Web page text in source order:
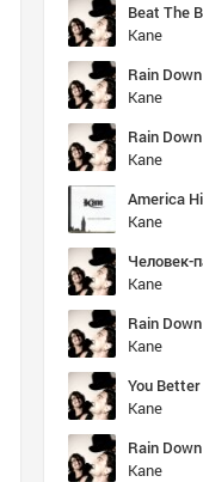
Beat The
Kane
Kane
Kane
America
Kane
Kane
Rain
Kane
You
Kane
Rain
Kane